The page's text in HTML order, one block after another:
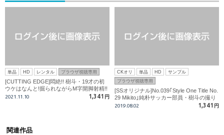
単品 HD レンタル ブラウザ視聴専用
[CUTTING EDGE]悶絶!! 樹斗・19才の初
ウケはなんと!掘られながらM字開脚射精!!
2021.11.10 1,341 円
CKオリ 単品 HD
サンプル
ブラウザ視聴専用
[SSオリジナル]No.039｢Style One Title No.
29 Mikito｣純朴サッカー部員・樹斗の撮り
下ろしSSをお届け!!
2019.08.02 1,341 円
関連作品